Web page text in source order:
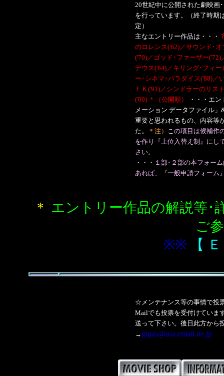
20世紀中に公開された劇映画
を行っています。（終了時期
定）
主なエントリー作品は・・・
のロレンス('62)／サウンド･
('70)／ゴッド･ファーザー
デウス('84)／キリング･フィ
ー･シネマ･パラダイス('88)／
ＦＫ('91)／シンドラーのリス
('00) ＊（公開順）
・・・エ
メーション データファイル
重要と思われるもの、内容等
た。
＊注） この項目は候補作
を作り『上位入替え制』にし
さい。
・・・１部･２部の本フォー
あれば、『一般申請フォーム
＊ エントリー作品の解説等･
ご
※※
【
☆メンテナンス等の事情で投
Mailでも投票を受付けていま
送って下さい。後日此方から
→ gigas@asa.email.ne.jp